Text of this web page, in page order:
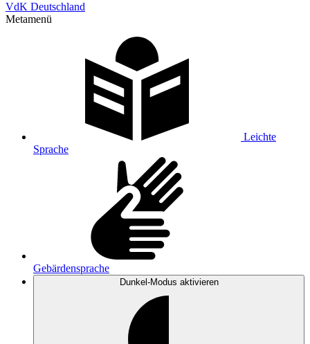
VdK Deutschland
Metamenü
Leichte
Sprache
Gebärdensprache
Dunkel-Modus aktivieren